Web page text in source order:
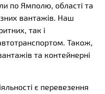
по Ямполю, області та
вантажів. Наш
так і
Також,
та контейнерні
є перевезення